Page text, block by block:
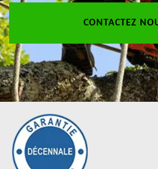
CONTACTEZ